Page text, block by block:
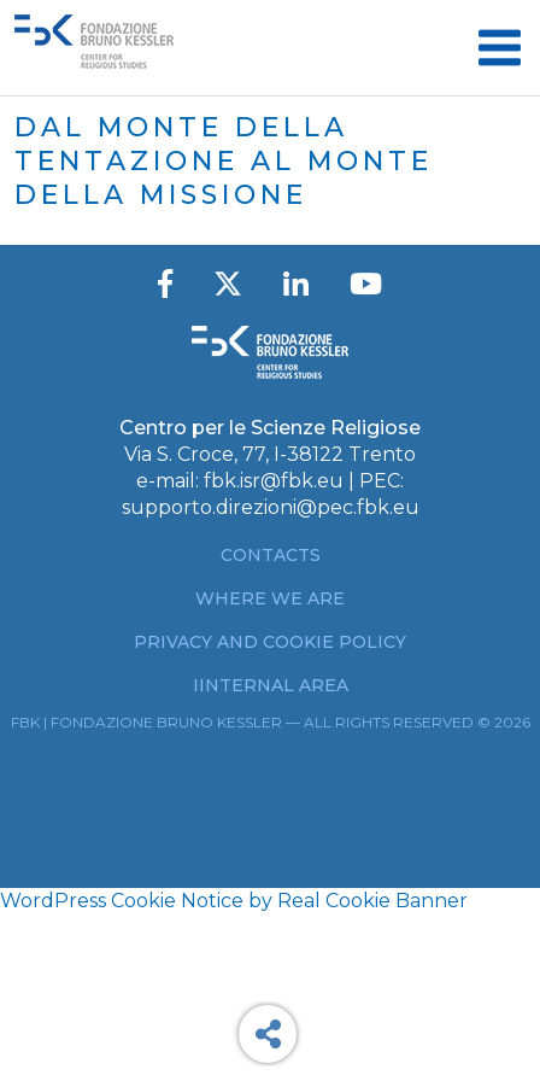
DAL MONTE DELLA
TENTAZIONE AL MONTE
DELLA MISSIONE
Centro per le Scienze Religiose
Via S. Croce, 77, I-38122 Trento
e-mail: fbk.isr@fbk.eu
| PEC:
supporto.direzioni@pec.fbk.eu
CONTACTS
WHERE WE ARE
PRIVACY AND COOKIE POLICY
IINTERNAL AREA
FBK | FONDAZIONE BRUNO KESSLER — ALL RIGHTS RESERVED © 2026
WordPress Cookie Notice by Real Cookie Banner